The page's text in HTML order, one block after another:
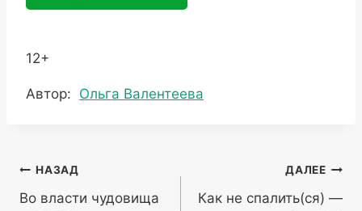
12+
Метки
Автор: Ольга Валентеева
Навигация
по
НАЗАД
Во власти чудовища
ДАЛЕЕ
Как не спалить(ся) —